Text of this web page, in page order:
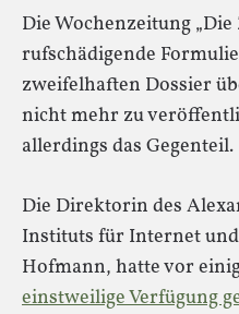
Die Wochenzeitung
rufschädigende
zweifelhaften Dossier
nicht mehr zu
allerdings das Gegenteil.
Die Direk­to­rin des
Instituts für Inter­net und
Hofmann, hatte vor
einstweilige Verfügung